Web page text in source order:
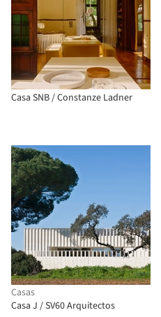
Casa SNB / Constanze Ladner
Casas
Casa J / SV60 Arquitectos